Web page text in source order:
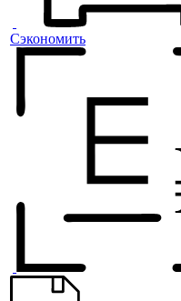
Сэкономить